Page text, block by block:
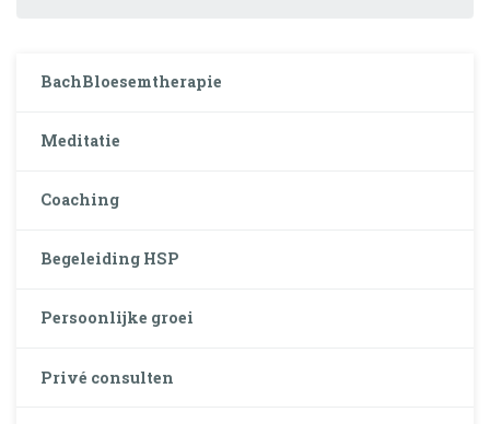
BachBloesemtherapie
Meditatie
Coaching
Begeleiding HSP
Persoonlijke groei
Privé consulten